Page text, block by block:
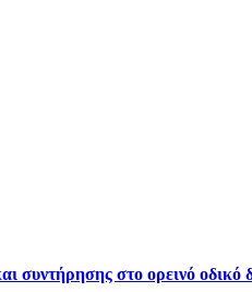
στο ορεινό οδικό